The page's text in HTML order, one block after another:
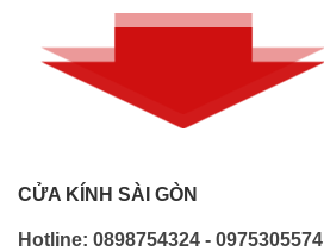
CỬA KÍNH SÀI GÒN
Hotline: 0898754324 - 0975305574